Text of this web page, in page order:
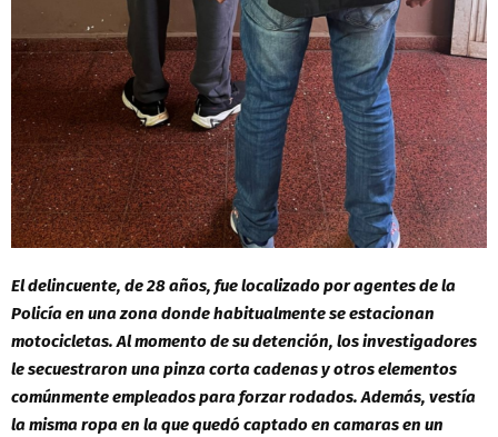
El delincuente, de 28 años, fue localizado por agentes de la
Policía en una zona donde habitualmente se estacionan
motocicletas. Al momento de su detención, los investigadores
le secuestraron una pinza corta cadenas y otros elementos
comúnmente empleados para forzar rodados. Además, vestía
la misma ropa en la que quedó captado en camaras en un